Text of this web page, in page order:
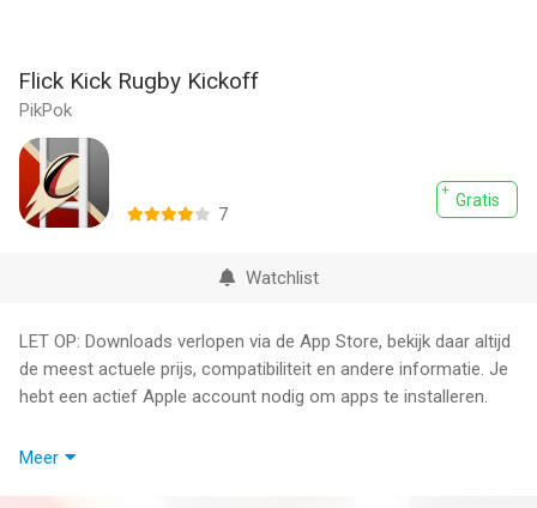
Flick Kick Rugby Kickoff
PikPok
Gratis
7
Watchlist
LET OP: Downloads verlopen via de App Store, bekijk daar altijd
de meest actuele prijs, compatibiliteit en andere informatie. Je
hebt een actief Apple account nodig om apps te installeren.
Flick Kick Rugby Kickoff levert intuïtief, snel speelbaar en
Meer